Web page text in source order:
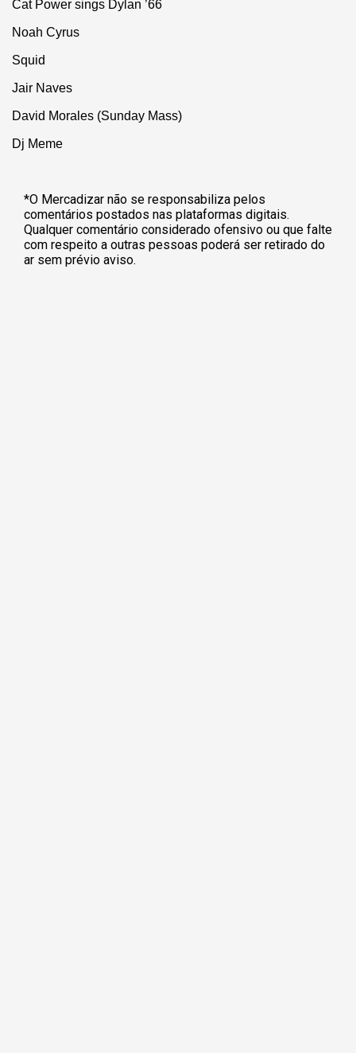
Cat Power sings Dylan ’66
Noah Cyrus
Squid
Jair Naves
David Morales (Sunday Mass)
Dj Meme
*O Mercadizar não se responsabiliza pelos
comentários postados nas plataformas digitais.
Qualquer comentário considerado ofensivo ou que falte
com respeito a outras pessoas poderá ser retirado do
ar sem prévio aviso.